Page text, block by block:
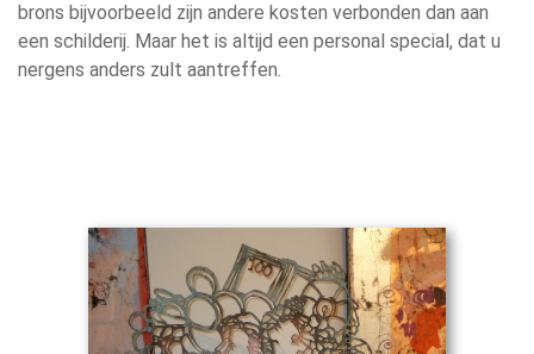
brons bijvoorbeeld zijn andere kosten verbonden dan aan
een schilderij. Maar het is altijd een personal special, dat u
nergens anders zult aantreffen.